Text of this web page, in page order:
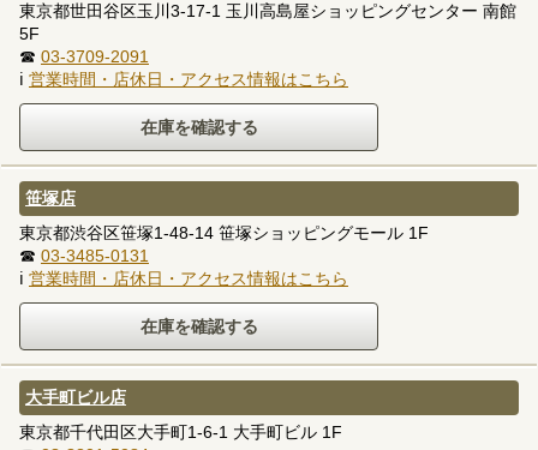
東京都世田谷区玉川3-17-1 玉川高島屋ショッピングセンター 南館
5F
☎ 03-3709-2091
ℹ 営業時間・店休日・アクセス情報はこちら
笹塚店
東京都渋谷区笹塚1-48-14 笹塚ショッピングモール 1F
☎ 03-3485-0131
ℹ 営業時間・店休日・アクセス情報はこちら
大手町ビル店
東京都千代田区大手町1-6-1 大手町ビル 1F